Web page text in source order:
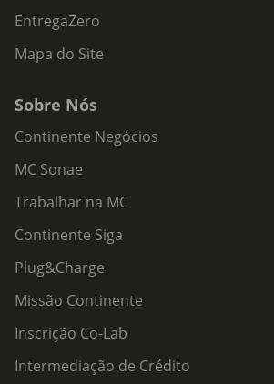
EntregaZero
Mapa do Site
Sobre Nós
Continente Negócios
MC Sonae
Trabalhar na MC
Continente Siga
Plug&Charge
Missão Continente
Inscrição Co-Lab
Intermediação de Crédito